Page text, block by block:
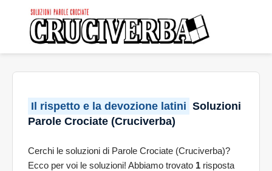
Il rispetto e la devozione latini Soluzioni
Parole Crociate (Cruciverba)
Cerchi le soluzioni di Parole Crociate (Cruciverba)?
Ecco per voi le soluzioni! Abbiamo trovato 1 risposta